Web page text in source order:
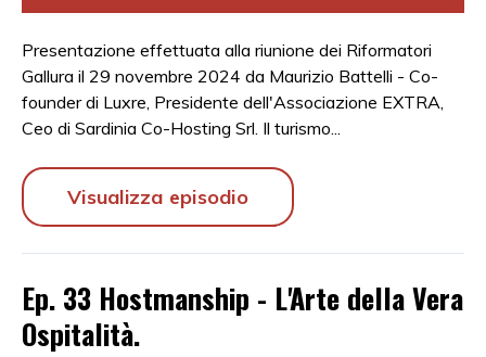
Presentazione effettuata alla riunione dei Riformatori
Gallura il 29 novembre 2024 da Maurizio Battelli - Co-
founder di Luxre, Presidente dell'Associazione EXTRA,
Ceo di Sardinia Co-Hosting Srl. Il turismo...
Visualizza episodio
Ep. 33 Hostmanship - L'Arte della Vera
Ospitalità.